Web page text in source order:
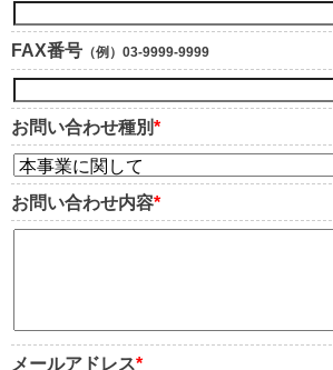
FAX番号 （例）03-9999-9999
お問い合わせ種別*
お問い合わせ内容*
メールアドレス*